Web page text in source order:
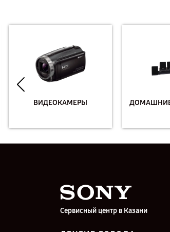
ВИДЕОКАМЕРЫ
Сервисный центр в Казани